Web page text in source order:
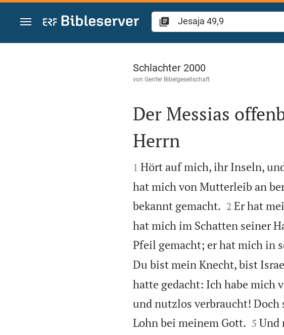
Zum Inhalt springen
Jesaja 49
Schlachter 2000
von Genfer Bibelgesellschaft

Der Messias
Herrn

1 Hört auf mich, ihr Inseln,
hat mich von Mutterleib an
bekannt gemacht.
2 Er hat
hat mich im Schatten seiner
Pfeil gemacht; er hat mich in
Du bist mein Knecht, bist
hatte gedacht: Ich habe mich
und nutzlos verbraucht! Doch
Lohn bei meinem Gott.
5 Und